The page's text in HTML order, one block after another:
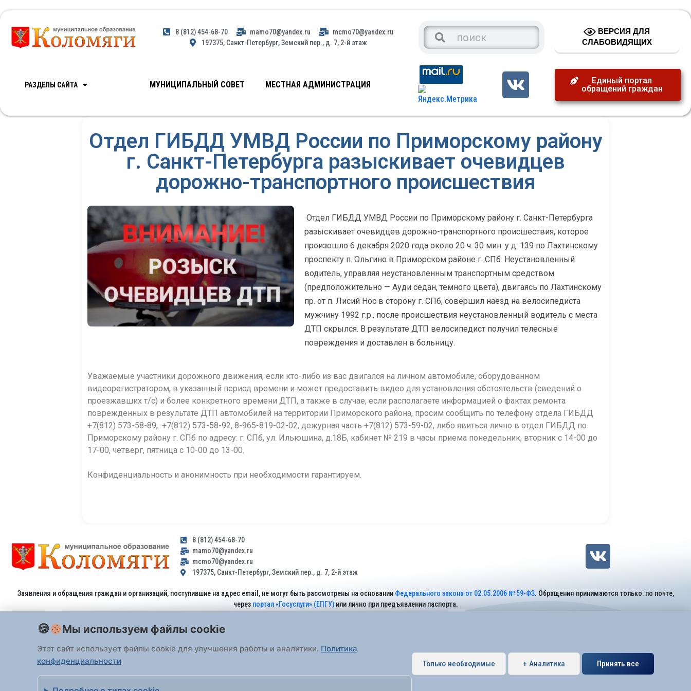
8 (812) 454-68-70 mamo70@yandex.ru
mcmo70@yandex.ru
197375, Санкт-Петербург, Земский пер., д. 7, 2-й этаж
ВЕРСИЯ ДЛЯ
СЛАБОВИДЯЩИХ
РАЗДЕЛЫ САЙТА МУНИЦИПАЛЬНЫЙ СОВЕТ МЕСТНАЯ АДМИНИСТРАЦИЯ
Единый портал
обращений граждан
Отдел ГИБДД УМВД России по Приморскому району
г. Санкт-Петербурга разыскивает очевидцев
дорожно-транспортного происшествия
Отдел ГИБДД УМВД России по Приморскому району г. Санкт-Петербурга
разыскивает очевидцев дорожно-транспортного происшествия, которое
произошло 6 декабря 2020 года около 20 ч. 30 мин. у д. 139 по Лахтинскому
проспекту п. Ольгино в Приморском районе г. СПб. Неустановленный
водитель, управляя неустановленным транспортным средством
(предположительно — Ауди седан, темного цвета), двигаясь по Лахтинскому
пр. от п. Лисий Нос в сторону г. СПб, совершил наезд на велосипедиста
мужчину 1992 г.р., после происшествия неустановленный водитель с места
ДТП скрылся. В результате ДТП велосипедист получил телесные
повреждения и доставлен в больницу.
Уважаемые участники дорожного движения, если кто-либо из вас двигался на личном автомобиле, оборудованном
видеорегистратором, в указанный период времени и может предоставить видео для установления обстоятельств (сведений о
проезжавших т/с) и более конкретного времени ДТП, а также в случае, если располагаете информацией о фактах ремонта
поврежденных в результате ДТП автомобилей на территории Приморского района, просим сообщить по телефону отдела ГИБДД
+7(812) 573-58-89, +7(812) 573-58-92, 8-965-819-02-02, дежурная часть +7(812) 573-59-02, либо явиться лично в отдел ГИБДД по
Приморскому району г. СПб по адресу: г. СПб, ул. Ильюшина, д.18Б, кабинет № 219 в часы приема понедельник, вторник с 14-00 до
17-00, четверг, пятница с 10-00 до 13-00.
Конфиденциальность и анонимность при необходимости гарантируем.
8 (812) 454-68-70
mamo70@yandex.ru
mcmo70@yandex.ru
197375, Санкт-Петербург, Земский пер., д. 7, 2-й этаж
Заявления и обращения граждан и организаций, поступившие на адрес email, не могут быть рассмотрены на основании Федерального закона от 02.05.2006 № 59-ФЗ. Обращения принимаются только: по почте,
через портал «Госуслуги» (ЕПГУ)или лично при предъявлении паспорта.
Все права защищены 2026 Внутригородское муниципальное образование города федерального значения Санкт-Петербурга муниципальный округ Коломяги.
Мы используем файлы cookie
Этот сайт использует файлы cookie для улучшения работы и аналитики. Политика
конфиденциальности
Только необходимые + Аналитика Принять все